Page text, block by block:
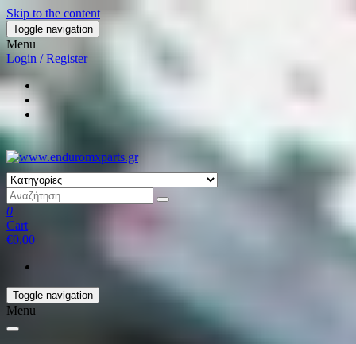
Skip to the content
Toggle navigation
Menu
Login / Register
0
Cart
€0.00
Toggle navigation
Menu